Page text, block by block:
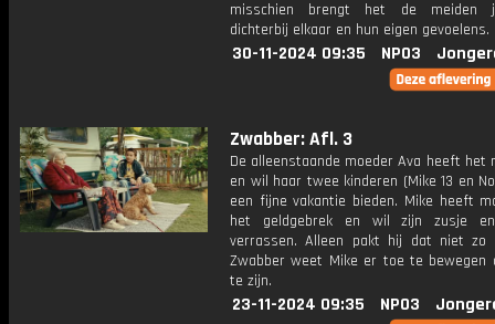
misschien brengt het de meiden
dichterbij elkaar en hun eigen gevoelens.
30-11-2024 09:35 NPO3
Zwabber: Afl. 3
De alleenstaande moeder Ava heeft het
en wil haar twee kinderen (Mike 13 en
een fijne vakantie bieden. Mike heeft
het geldgebrek en wil zijn zusje
verrassen. Alleen pakt hij dat niet zo
Zwabber weet Mike er toe te bewegen
te zijn.
23-11-2024 09:35 NPO3